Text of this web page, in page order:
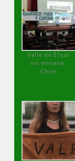
Valle de Elqui
sin minería.
Chile